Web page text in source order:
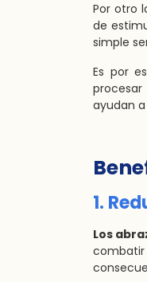
Por otro
de
simple
Es por
ayudan
1.
Los